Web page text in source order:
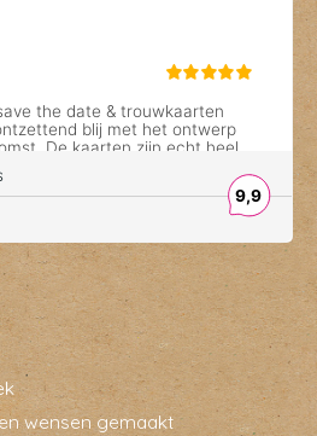
wensen gemaakt